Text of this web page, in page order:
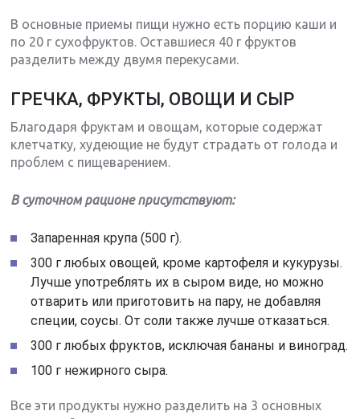
В основные приемы пищи нужно есть порцию каши и
по 20 г сухофруктов. Оставшиеся 40 г фруктов
разделить между двумя перекусами.
ГРЕЧКА, ФРУКТЫ, ОВОЩИ И СЫР
Благодаря фруктам и овощам, которые содержат
клетчатку, худеющие не будут страдать от голода и
проблем с пищеварением.
В суточном рационе присутствуют:
Запаренная крупа (500 г).
300 г любых овощей, кроме картофеля и кукурузы.
Лучше употреблять их в сыром виде, но можно
отварить или приготовить на пару, не добавляя
специи, соусы. От соли также лучше отказаться.
300 г любых фруктов, исключая бананы и виноград.
100 г нежирного сыра.
Все эти продукты нужно разделить на 3 основных